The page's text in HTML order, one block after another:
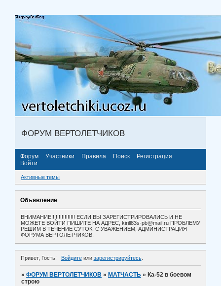
ФОРУМ ВЕРТОЛЕТЧИКОВ
Форум Участники Правила Поиск
Регистрация
Войти
Активные темы
Объявление
ВНИМАНИЕ!!!!!!!!!!!!!!!! ЕСЛИ ВЫ ЗАРЕГИСТРИРОВАЛИСЬ И НЕ
МОЖЕТЕ ВОЙТИ ПИШИТЕ НА АДРЕС, kirill83s-pb@mail.ru ПРОБЛЕМУ
РЕШИМ В ТЕЧЕНИЕ СУТОК. С УВАЖЕНИЕМ, АДМИНИСТРАЦИЯ
ФОРУМА ВЕРТОЛЕТЧИКОВ.
Привет, Гость! Войдитеили зарегистрируйтесь.
»ФОРУМ ВЕРТОЛЕТЧИКОВ » МАТЧАСТЬ » Ка-52 в боевом
строю